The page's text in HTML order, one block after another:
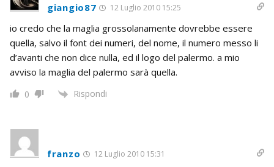
giangio87 12 Luglio 2010 15:25
io credo che la maglia grossolanamente dovrebbe essere
quella, salvo il font dei numeri, del nome, il numero messo li
d’avanti che non dice nulla, ed il logo del palermo. a mio
avviso la maglia del palermo sarà quella.
0 Rispondi
franzo 12 Luglio 2010 15:31